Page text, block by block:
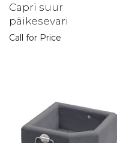
Capri suur
päikesevari
Call for Price